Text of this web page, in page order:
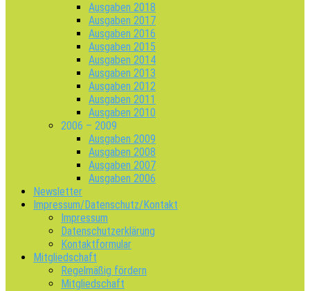
Ausgaben 2018
Ausgaben 2017
Ausgaben 2016
Ausgaben 2015
Ausgaben 2014
Ausgaben 2013
Ausgaben 2012
Ausgaben 2011
Ausgaben 2010
2006 – 2009
Ausgaben 2009
Ausgaben 2008
Ausgaben 2007
Ausgaben 2006
Newsletter
Impressum/Datenschutz/Kontakt
Impressum
Datenschutzerklärung
Kontaktformular
Mitgliedschaft
Regelmäßig fördern
Mitgliedschaft